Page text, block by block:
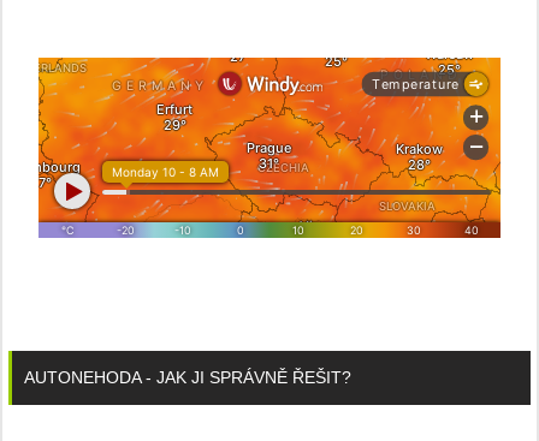
AUTONEHODA - JAK JI SPRÁVNĚ ŘEŠIT?